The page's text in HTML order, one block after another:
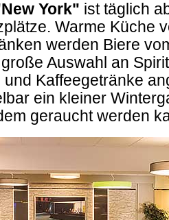
York" ist täglich
Warme Küche
werden Biere
Auswahl an
Kaffeegetränke
ein kleiner
geraucht werden